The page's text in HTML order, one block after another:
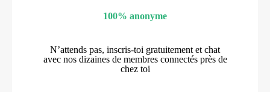
100% anonyme
N’attends pas, inscris-toi gratuitement et chat
avec nos dizaines de membres connectés près de
chez toi